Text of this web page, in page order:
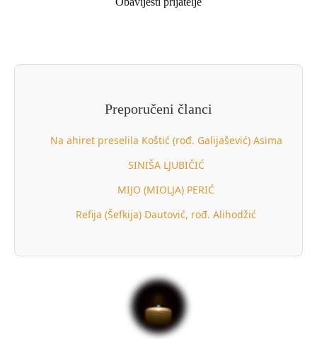
Preporučeni članci
Na ahiret preselila Koštić (rođ. Galijašević) Asima
SINIŠA LJUBIČIĆ
MIJO (MIOLJA) PERIĆ
Refija (Šefkija) Dautović, rođ. Alihodžić